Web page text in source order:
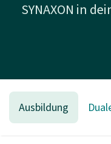
SYNAXON in
Ausbildung